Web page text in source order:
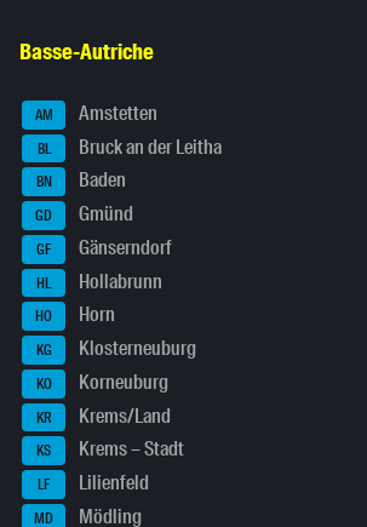
Basse-Autriche
AM Amstetten
BL Bruck an der Leitha
BN Baden
GD Gmünd
GF Gänserndorf
HL Hollabrunn
HO Horn
KG Klosterneuburg
KO Korneuburg
KR Krems/Land
KS Krems – Stadt
LF Lilienfeld
MD Mödling